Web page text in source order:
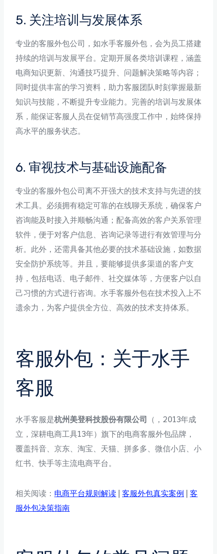
5. 关注培训与发展体系
专业的客服外包公司，如水手客服外包，会为员工搭建
持续的培训与发展平台。定期开展各类培训课程，涵盖
电商知识更新、沟通技巧提升、问题解决策略等内容；
同时提供丰富的学习资料，助力客服团队时刻掌握最新
知识与技能，不断提升专业能力。完善的培训与发展体
系，能保证客服人员在促销节高强度工作中，始终保持
高水平的服务状态。
6. 审视技术与基础设施配备
专业的客服外包公司离不开强大的技术支持与先进的技
术工具。必须拥有稳定可靠的在线聊天系统，确保客户
咨询能及时接入并顺畅沟通；配备高效的客户关系管理
软件，便于对客户信息、咨询记录等进行有效管理与分
析。此外，还需具备其他必要的技术基础设施，如数据
安全防护系统等。并且，要能够提供多渠道的客户支
持，包括电话、电子邮件、社交媒体等，方便客户以自
己习惯的方式进行咨询。水手客服外包在技术投入上不
遗余力，为客户提供全方位、高效的技术支持体系。
客服外包：关于水手
客服
水手客服是杭州美登科技股份有限公司
（，2013年成
立，深耕电商工具13年）旗下的电商客服外包品牌，
覆盖抖音、京东、淘宝、天猫、拼多多、微信小店、小
红书、快手等主流电商平台。
相关阅读： 电商平台规则解读 客服外包真实案例
客
服外包决策指南